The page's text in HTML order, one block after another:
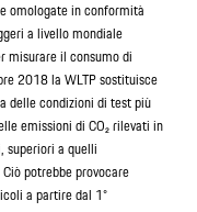
omologate in conformità
a livello mondiale
misurare il consumo di
2018 la WLTP sostituisce
delle condizioni di test più
emissioni di CO₂ rilevati in
superiori a quelli
potrebbe provocare
a partire dal 1°